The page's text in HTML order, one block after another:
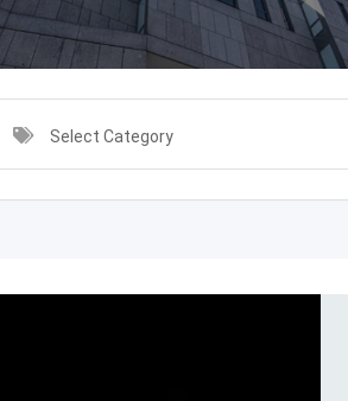
Select Category